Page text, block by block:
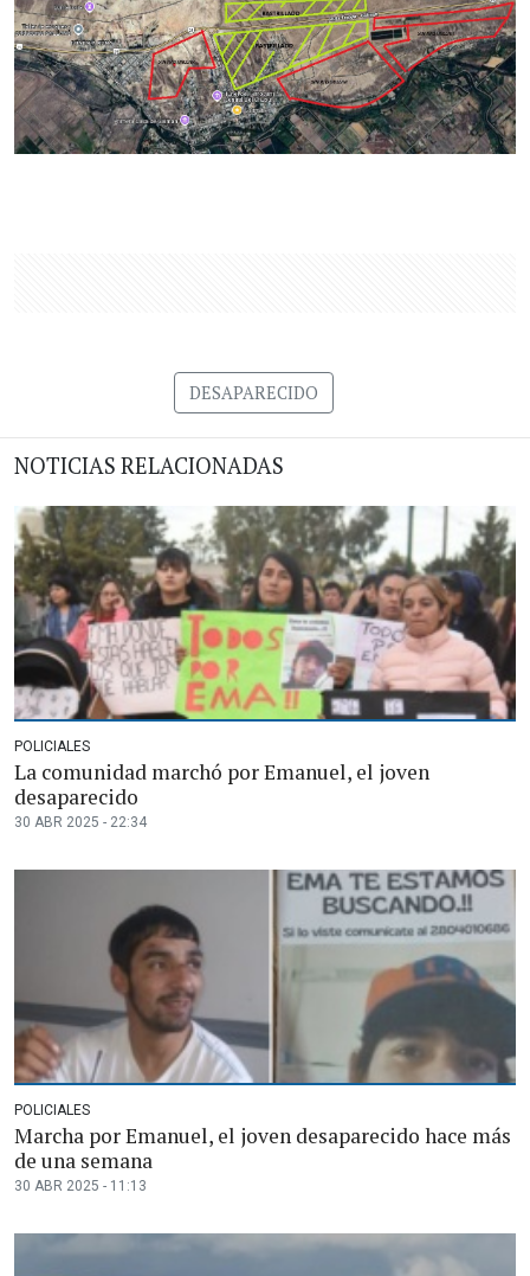
DESAPARECIDO
NOTICIAS RELACIONADAS
POLICIALES
La comunidad marchó por Emanuel, el joven
desaparecido
30 ABR 2025 - 22:34
POLICIALES
Marcha por Emanuel, el joven desaparecido hace más
de una semana
30 ABR 2025 - 11:13